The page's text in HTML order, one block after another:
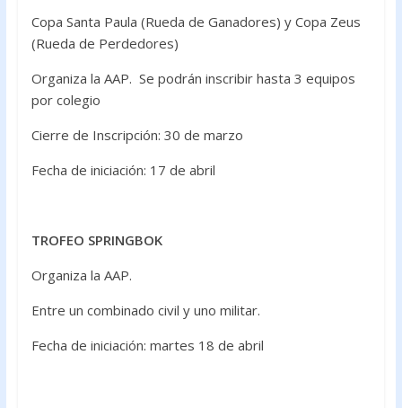
Copa Santa Paula (Rueda de Ganadores) y Copa Zeus
(Rueda de Perdedores)
Organiza la AAP. Se podrán inscribir hasta 3 equipos
por colegio
Cierre de Inscripción: 30 de marzo
Fecha de iniciación: 17 de abril
TROFEO SPRINGBOK
Organiza la AAP.
Entre un combinado civil y uno militar.
Fecha de iniciación: martes 18 de abril